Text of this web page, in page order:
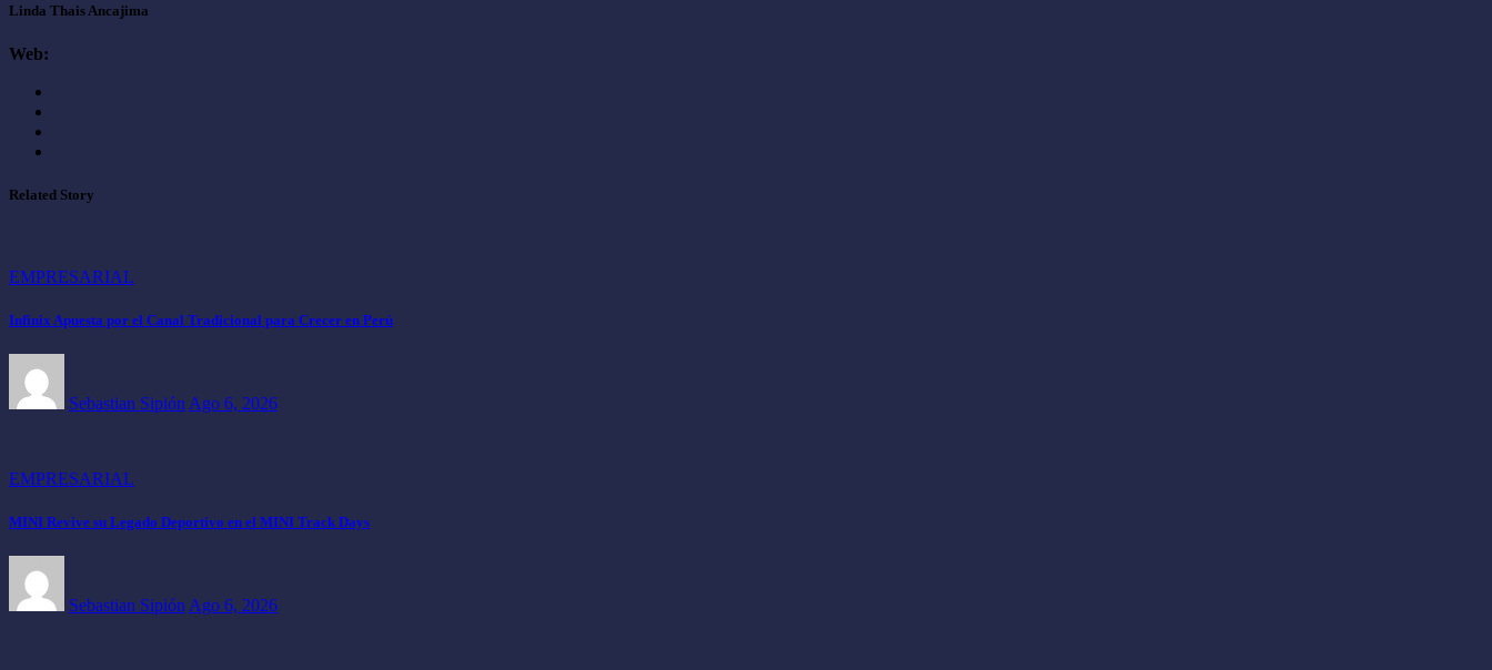
Linda Thais Ancajima
Web:
Related Story
EMPRESARIAL
Infinix Apuesta por el Canal Tradicional para Crecer en Perú
Sebastian Sipión Ago 6, 2026
EMPRESARIAL
MINI Revive su Legado Deportivo en el MINI Track Days
Sebastian Sipión Ago 6, 2026